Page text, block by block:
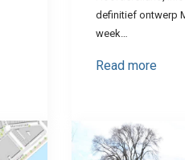
definitief ontwerp
week…
Read more